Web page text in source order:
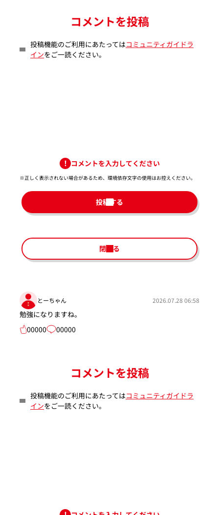
コメントを投稿
投稿機能のご利用にあたってはコミュニティガイドラ
インをご一読ください。
コメントを入力してください
※正しく表示されない場合があるため、環境依存文字の使用はお控えください。​
投稿する
閉じる
とーちゃん 2026.07.28 06:58
勉強になりますね。
00000
00000
コメントを投稿
投稿機能のご利用にあたってはコミュニティガイドラ
インをご一読ください。